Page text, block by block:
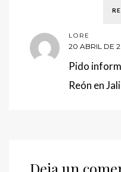
LORE
20 ABRIL DE
Pido
Reón en